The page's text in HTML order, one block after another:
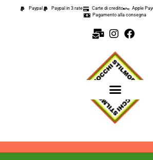
Paypal Paypal in 3 rate Carte di credito Apple Pay
Pagamento alla consegna